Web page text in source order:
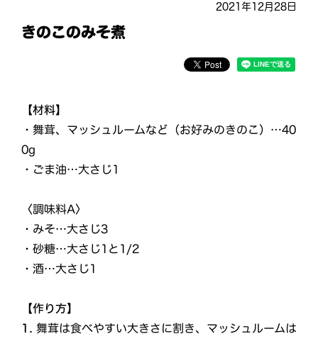
2021年12月28日
きのこのみそ煮
【材料】
・舞茸、マッシュルームなど（お好みのきのこ）…40
0g
・ごま油…大さじ1
〈調味料A〉
・みそ…大さじ3
・砂糖…大さじ1と1/2
・酒…大さじ1
【作り方】
1. 舞茸は食べやすい大きさに割き、マッシュルームは